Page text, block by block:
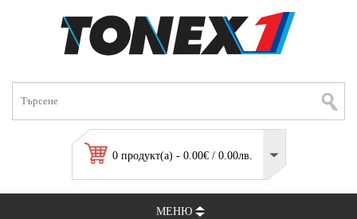
0 продукт(а) - 0.00€ / 0.00лв.
МЕНЮ